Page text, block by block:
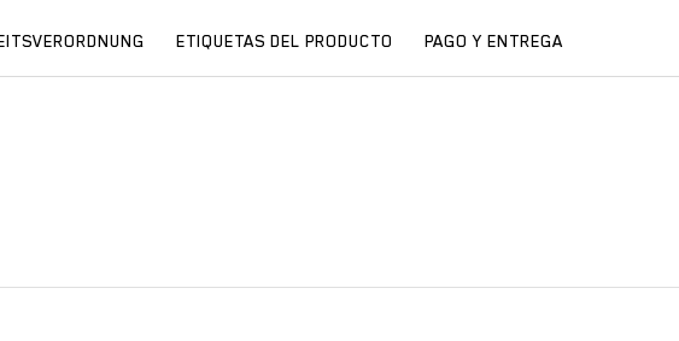
ETIQUETAS DEL PRODUCTO PAGO Y ENTREGA